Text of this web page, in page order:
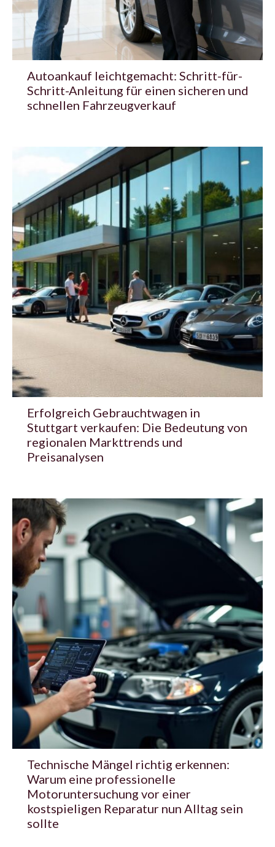
Autoankauf leichtgemacht: Schritt-für-
Schritt-Anleitung für einen sicheren und
schnellen Fahrzeugverkauf
Erfolgreich Gebrauchtwagen in
Stuttgart verkaufen: Die Bedeutung von
regionalen Markttrends und
Preisanalysen
Technische Mängel richtig erkennen:
Warum eine professionelle
Motoruntersuchung vor einer
kostspieligen Reparatur nun Alltag sein
sollte